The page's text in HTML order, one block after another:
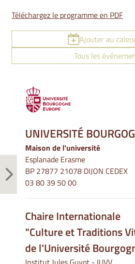
Téléchargez le programme en PDF
Ajouter au
Tous les
UNIVERSITÉ
Maison de l'université
Esplanade Erasme
BP 27877 21078 DIJON CEDEX
03 80 39 50 00
Chaire Internationale
"Culture et Traditions
de l'Université